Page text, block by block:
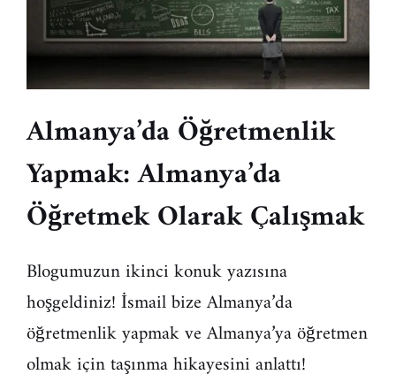
Almanya’da Öğretmenlik
Yapmak: Almanya’da
Öğretmek Olarak Çalışmak
Blogumuzun ikinci konuk yazısına
hoşgeldiniz! İsmail bize Almanya’da
öğretmenlik yapmak ve Almanya’ya öğretmen
olmak için taşınma hikayesini anlattı!